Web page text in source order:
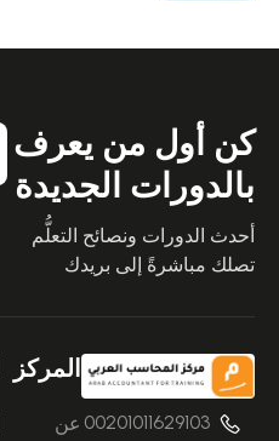
كن أول من يعرف
بالدورات الجديدة
أحدث الدورات ونصائح التعلُّم
تصلك مباشرةً إلى بريدك
00201011629103
المركز
عن